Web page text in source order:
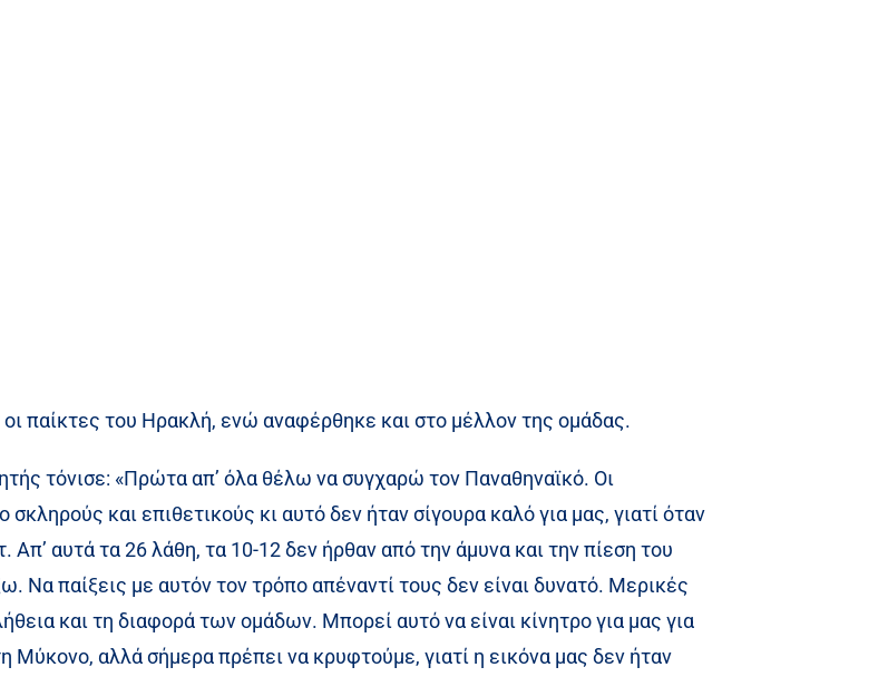
παίκτες του Ηρακλή, ενώ αναφέρθηκε και στο μέλλον της ομάδας.
τόνισε: «Πρώτα απ’ όλα θέλω να συγχαρώ τον Παναθηναϊκό. Οι
και επιθετικούς κι αυτό δεν ήταν σίγουρα καλό για μας, γιατί όταν
Απ’ αυτά τα 26 λάθη, τα 10-12 δεν ήρθαν από την άμυνα και την πίεση του
παίξεις με αυτόν τον τρόπο απέναντί τους δεν είναι δυνατό. Μερικές
και τη διαφορά των ομάδων. Μπορεί αυτό να είναι κίνητρο για μας για
αλλά σήμερα πρέπει να κρυφτούμε, γιατί η εικόνα μας δεν ήταν